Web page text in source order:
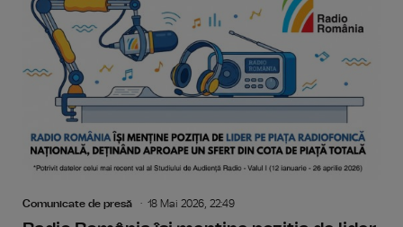
Comunicate de presă 18 Mai 2026, 22:49